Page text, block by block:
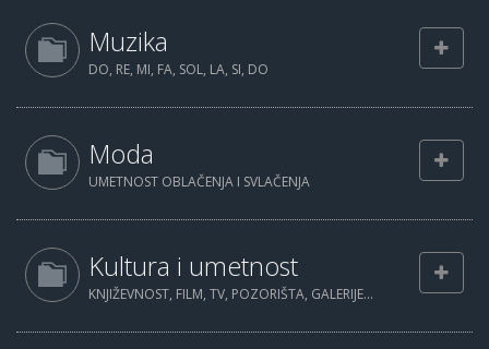
Muzika
DO, RE, MI, FA, SOL, LA, SI, DO
Moda
UMETNOST OBLAČENJA I SVLAČENJA
Kultura i umetnost
KNJIŽEVNOST, FILM, TV, POZORIŠTA, GALERIJE...